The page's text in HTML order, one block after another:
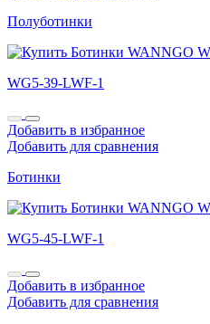
Полуботинки
WG5-39-LWF-1
Добавить в избранное
Добавить для сравнения
Ботинки
WG5-45-LWF-1
Добавить в избранное
Добавить для сравнения